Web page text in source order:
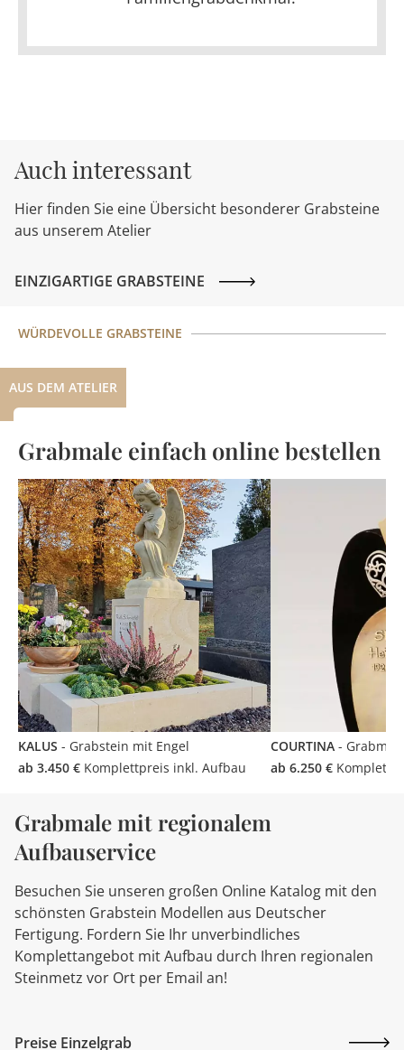
Auch interessant
Hier finden Sie eine Übersicht besonderer Grabsteine
aus unserem Atelier
EINZIGARTIGE GRABSTEINE
WÜRDEVOLLE GRABSTEINE
AUS DEM ATELIER
Grabmale einfach online bestellen
KALUS - Grabstein mit Engel
ab 3.450 € Komplettpreis inkl. Aufbau
COURTINA - Grabmal
ab 6.250 €
Grabmale mit regionalem
Aufbauservice
Besuchen Sie unseren großen Online Katalog mit den
schönsten Grabstein Modellen aus Deutscher
Fertigung. Fordern Sie Ihr unverbindliches
Komplettangebot mit Aufbau durch Ihren regionalen
Steinmetz vor Ort per Email an!
Preise Einzelgrab